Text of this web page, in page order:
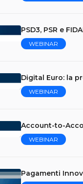
PSD3, PSR e
WEBINAR
Digital Euro: la
WEBINAR
Account-to-
WEBINAR
Pagamenti